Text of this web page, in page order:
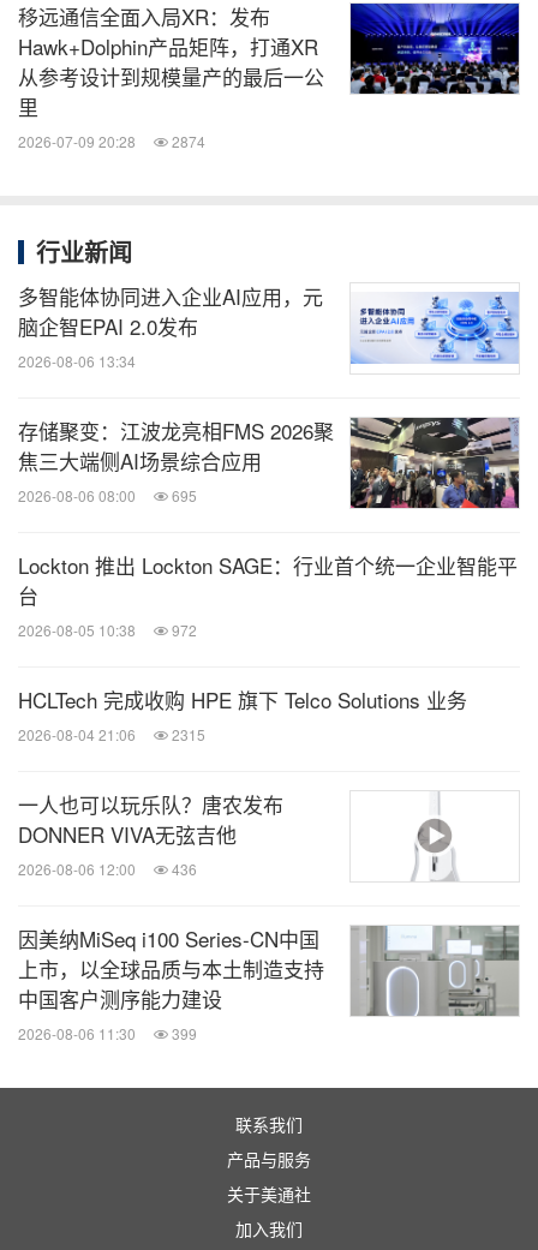
移远通信全面入局XR：发布
Hawk+Dolphin产品矩阵，打通XR
从参考设计到规模量产的最后一公
里
2026-07-09 20:28 2874
行业新闻
多智能体协同进入企业AI应用，元
脑企智EPAI 2.0发布
2026-08-06 13:34
存储聚变：江波龙亮相FMS 2026聚
焦三大端侧AI场景综合应用
2026-08-06 08:00 695
Lockton 推出 Lockton SAGE：行业首个统一企业智能平
台
2026-08-05 10:38 972
HCLTech 完成收购 HPE 旗下 Telco Solutions 业务
2026-08-04 21:06 2315
一人也可以玩乐队？唐农发布
DONNER VIVA无弦吉他
2026-08-06 12:00 436
因美纳MiSeq i100 Series-CN中国
上市，以全球品质与本土制造支持
中国客户测序能力建设
2026-08-06 11:30 399
联系我们
产品与服务
关于美通社
加入我们